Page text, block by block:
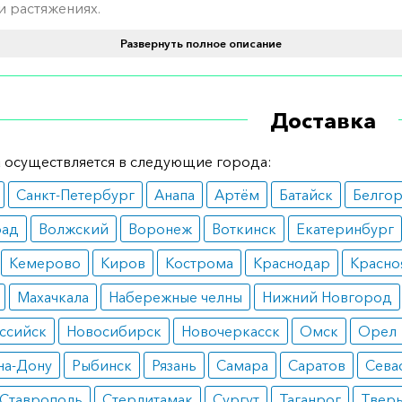
растяжениях.
веществам, а также при наличии кожных
слой мази на пораженный участок. Осторожно
пока состав полностью не впитается или не
процесс можно повторить.
заказ?
заказать препарат с доставкой в аптеку-партнёра в
этого Вы можете оформить бронирование на сайте
телефону 8 800 301 52 86 (бесплатно с любого
Развернуть полное описание
Доставка
осуществляется в следующие города:
Санкт-Петербург Анапа Артём Батайск
Волжский Воронеж Воткинск Екатеринбург
Кемерово Киров Кострома Краснодар
Махачкала Набережные челны Нижний Новгород
Новосибирск Новочеркасск Омск Орел
Дону
Рыбинск Рязань Самара Саратов